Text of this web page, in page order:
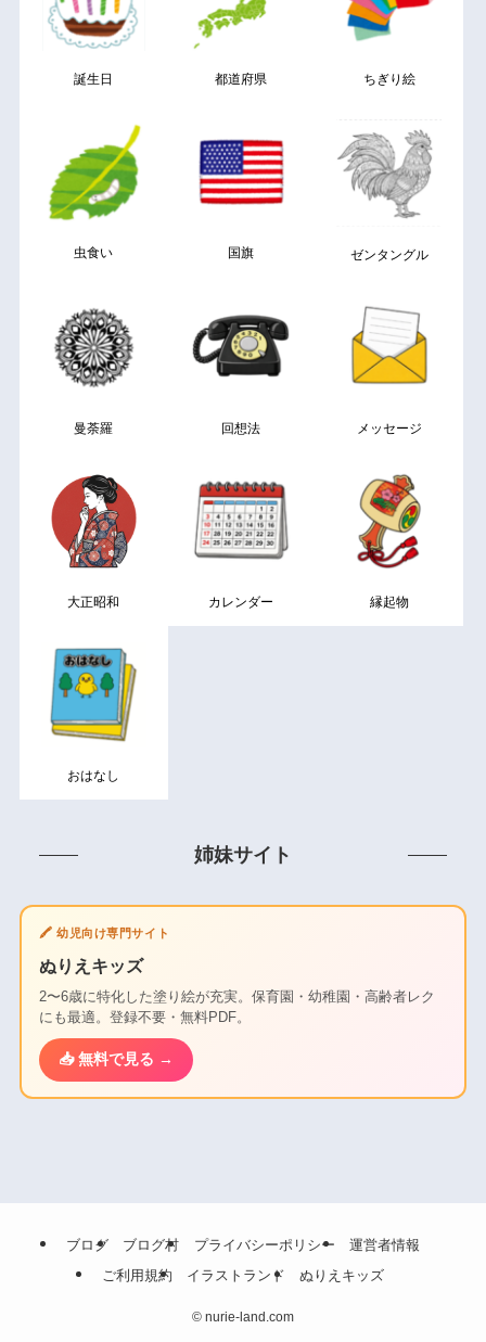
誕生日 都道府県 ちぎり絵
虫食い 国旗 ゼンタングル
曼荼羅 回想法 メッセージ
大正昭和 カレンダー 縁起物
おはなし
姉妹サイト
🖍️ 幼児向け専門サイト
ぬりえキッズ
2〜6歳に特化した塗り絵が充実。保育園・幼稚園・高齢者レク
にも最適。登録不要・無料PDF。
📥 無料で見る →
ブログ ブログ村 プライバシーポリシー
運営者情報
ご利用規約
イラストランド ぬりえキッズ
© nurie-land.com